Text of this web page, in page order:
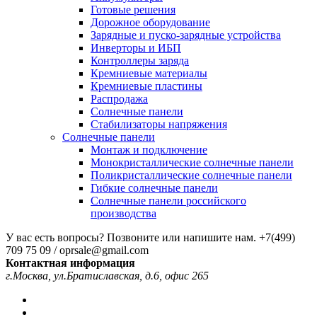
Готовые решения
Дорожное оборудование
Зарядные и пуско-зарядные устройства
Инверторы и ИБП
Контроллеры заряда
Кремниевые материалы
Кремниевые пластины
Распродажа
Солнечные панели
Стабилизаторы напряжения
Солнечные панели
Монтаж и подключение
Монокристаллические солнечные панели
Поликристаллические солнечные панели
Гибкие солнечные панели
Солнечные панели российского
производства
У вас есть вопросы? Позвоните или напишите нам. +7(499)
709 75 09 / oprsale@gmail.com
Контактная информация
г.Москва, ул.Братиславская, д.6, офис 265